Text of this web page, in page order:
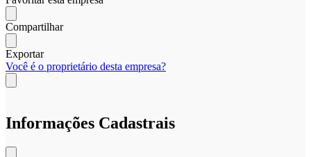
Compartilhar
Exportar
Você é o proprietário desta empresa?
Informações Cadastrais